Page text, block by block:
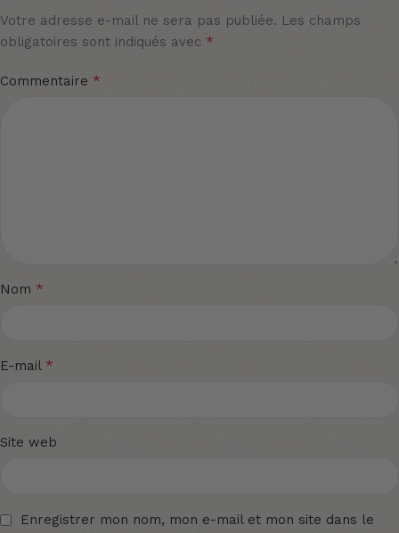
Votre adresse e-mail ne sera pas publiée. Les champs
obligatoires sont indiqués avec *
Commentaire *
Nom *
E-mail *
Site web
Enregistrer mon nom, mon e-mail et mon site dans le